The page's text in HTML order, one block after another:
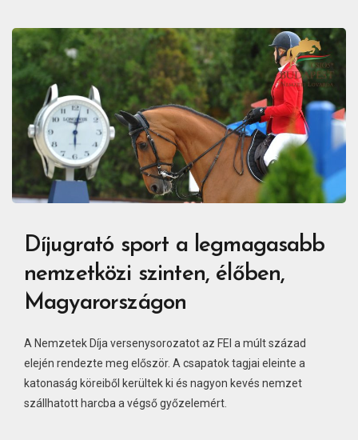
Díjugrató sport a legmagasabb
nemzetközi szinten, élőben,
Magyarországon
A Nemzetek Díja versenysorozatot az FEI a múlt század
elején rendezte meg először. A csapatok tagjai eleinte a
katonaság köreiből kerültek ki és nagyon kevés nemzet
szállhatott harcba a végső győzelemért.